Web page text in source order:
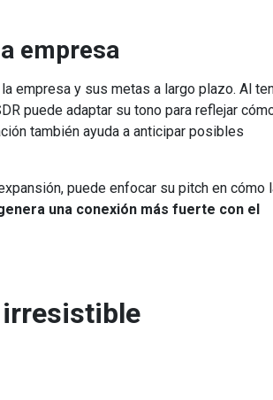
empresa
empresa y sus metas a largo plazo. Al
puede adaptar su tono para reflejar
también ayuda a anticipar posibles
puede enfocar su pitch en cómo
una conexión más fuerte con el
irresistible